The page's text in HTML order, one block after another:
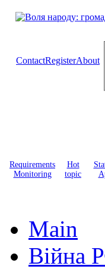
ContactRegisterAbout
Requirements
Monitoring
Hot
topic
Main
Війна